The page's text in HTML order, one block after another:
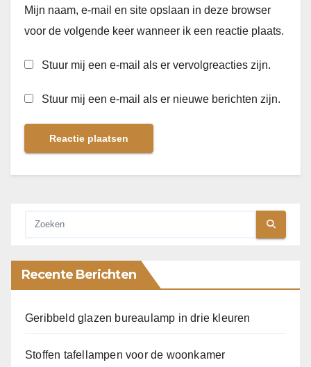
Mijn naam, e-mail en site opslaan in deze browser
voor de volgende keer wanneer ik een reactie plaats.
Stuur mij een e-mail als er vervolgreacties zijn.
Stuur mij een e-mail als er nieuwe berichten zijn.
Recente Berichten
Geribbeld glazen bureaulamp in drie kleuren
Stoffen tafellampen voor de woonkamer